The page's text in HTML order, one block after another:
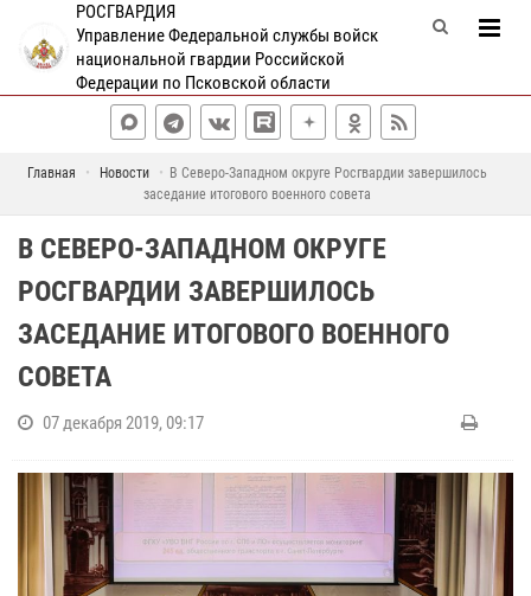
РОСГВАРДИЯ
Управление Федеральной службы войск
национальной гвардии Российской
Федерации по Псковской области
Главная Новости
В Северо-Западном округе Росгвардии завершилось
заседание итогового военного совета
В СЕВЕРО-ЗАПАДНОМ ОКРУГЕ
РОСГВАРДИИ ЗАВЕРШИЛОСЬ
ЗАСЕДАНИЕ ИТОГОВОГО ВОЕННОГО
СОВЕТА
07 декабря 2019, 09:17